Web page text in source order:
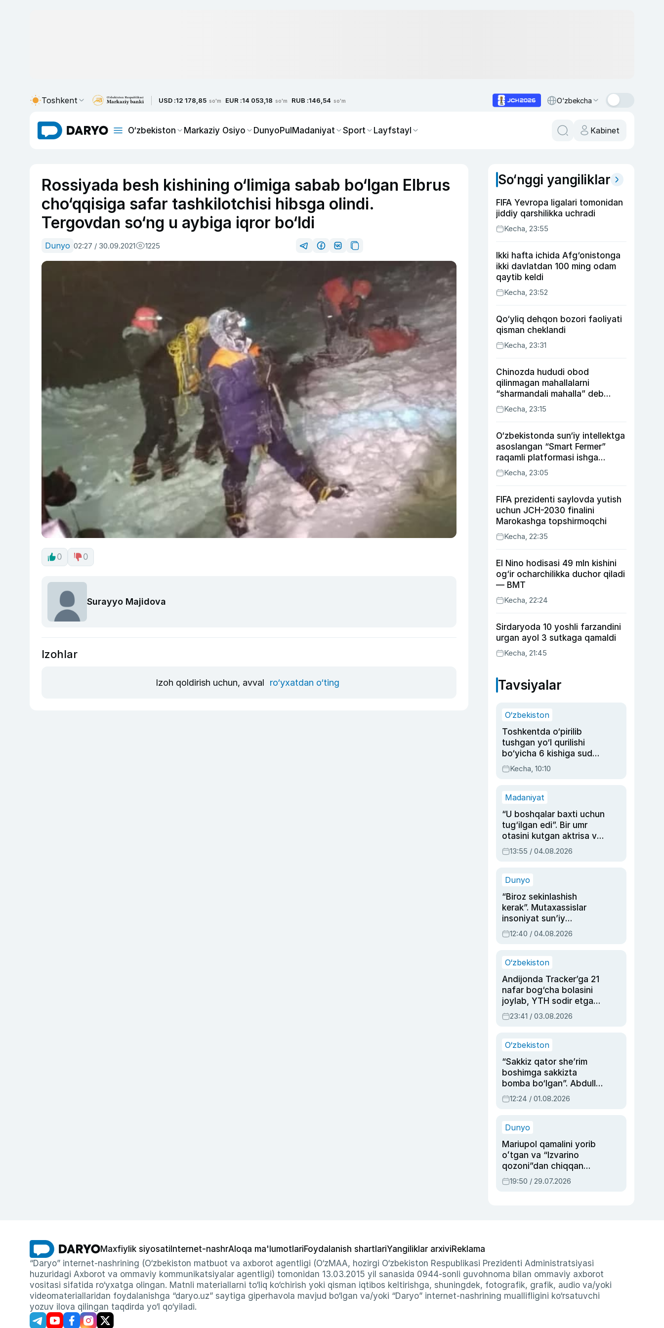
Toshkent USD :12 178,85 so'm EUR :14 053,18 so'm RUB :146,54 so'm O‘zbekcha
O‘zbekiston Markaziy Osiyo DunyoPulMadaniyat Sport Layfstayl Kabinet
Rossiyada besh kishining o‘limiga sabab bo‘lgan Elbrus
cho‘qqisiga safar tashkilotchisi hibsga olindi.
Tergovdan so‘ng u aybiga iqror bo‘ldi
Dunyo 02:27 / 30.09.2021 1225
0 0
Surayyo Majidova
Izohlar
Izoh qoldirish uchun, avval ro‘yxatdan o‘ting
So‘nggi yangiliklar
FIFA Yevropa ligalari tomonidan
jiddiy qarshilikka uchradi
Kecha, 23:55
Ikki hafta ichida Afg‘onistonga
ikki davlatdan 100 ming odam
qaytib keldi
Kecha, 23:52
Qo‘yliq dehqon bozori faoliyati
qisman cheklandi
Kecha, 23:31
Chinozda hududi obod
qilinmagan mahallalarni
“sharmandali mahalla” deb
belgilash boshlandi
Kecha, 23:15
O‘zbekistonda sun‘iy intellektga
asoslangan “Smart Fermer”
raqamli platformasi ishga
tushiriladi
Kecha, 23:05
FIFA prezidenti saylovda yutish
uchun JCH-2030 finalini
Marokashga topshirmoqchi
Kecha, 22:35
El Nino hodisasi 49 mln kishini
og‘ir ocharchilikka duchor qiladi
— BMT
Kecha, 22:24
Sirdaryoda 10 yoshli farzandini
urgan ayol 3 sutkaga qamaldi
Kecha, 21:45
Tavsiyalar
O‘zbekiston
Toshkentda o‘pirilib
tushgan yo‘l qurilishi
bo‘yicha 6 kishiga sud
hukmi o‘qildi
Kecha, 10:10
Madaniyat
“U boshqalar baxti uchun
tug‘ilgan edi”. Bir umr
otasini kutgan aktrisa va
dublyaj ustasi Rimma
Ahmedovaning
13:55 / 04.08.2026
Dunyo
“Biroz sekinlashish
kerak”. Mutaxassislar
insoniyat sun’iy
intellektni boshqara
olmay qolishidan xavotir
12:40 / 04.08.2026
O‘zbekiston
Andijonda Tracker’ga 21
nafar bog‘cha bolasini
joylab, YTH sodir etgan
ayolga sud hukmi o‘qildi
23:41 / 03.08.2026
O‘zbekiston
“Sakkiz qator she’rim
boshimga sakkizta
bomba bo‘lgan”. Abdulla
Oripovni siyosiy
ayblovlardan asrab
12:24 / 01.08.2026
Dunyo
Mariupol qamalini yorib
oʻtgan va “Izvarino
qozoni”dan chiqqan
qahramon — Ukraina
armiyasi bosh
19:50 / 29.07.2026
Maxfiylik siyosati Internet-nashrAloqa ma'lumotlariFoydalanish shartlariYangiliklar arxiviReklama
“Daryo” internet-nashrining (O‘zbekiston matbuot va axborot agentligi (O‘zMAA, hozirgi O‘zbekiston Respublikasi Prezidenti Administratsiyasi
huzuridagi Axborot va ommaviy kommunikatsiyalar agentligi) tomonidan 13.03.2015 yil sanasida 0944-sonli guvohnoma bilan ommaviy axborot
vositasi sifatida ro‘yxatga olingan. Matnli materiallarni to‘liq ko‘chirish yoki qisman iqtibos keltirishga, shuningdek, fotografik, grafik, audio va/yoki
videomateriallaridan foydalanishga “daryo.uz” saytiga giperhavola mavjud bo‘lgan va/yoki “Daryo” internet-nashrining muallifligini ko‘rsatuvchi
yozuv ilova qilingan taqdirda yo‘l qo‘yiladi.